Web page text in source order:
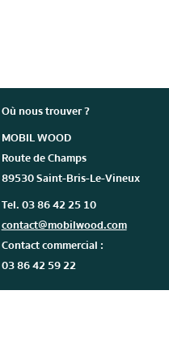
Où nous trouver ?
MOBIL WOOD
Route de Champs
89530 Saint-Bris-Le-Vineux
Tel. 03 86 42 25 10
contact@mobilwood.com
Contact commercial :
03 86 42 59 22